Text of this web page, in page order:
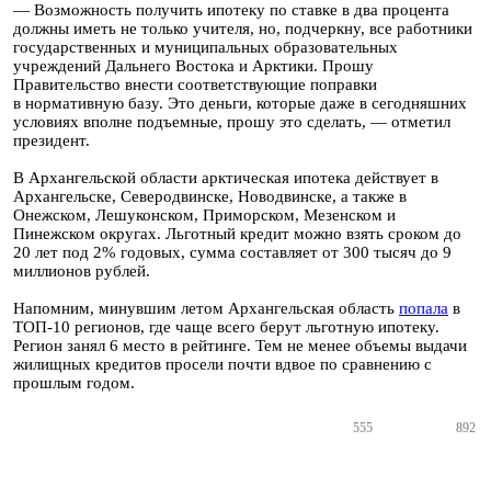
— Возможность получить ипотеку по ставке в два процента
должны иметь не только учителя, но, подчеркну, все работники
государственных и муниципальных образовательных
учреждений Дальнего Востока и Арктики. Прошу
Правительство внести соответствующие поправки
в нормативную базу. Это деньги, которые даже в сегодняшних
условиях вполне подъемные, прошу это сделать, — отметил
президент.
В Архангельской области арктическая ипотека действует в
Архангельске, Северодвинске, Новодвинске, а также в
Онежском, Лешуконском, Приморском, Мезенском и
Пинежском округах. Льготный кредит можно взять сроком до
20 лет под 2% годовых, сумма составляет от 300 тысяч до 9
миллионов рублей.
Напомним, минувшим летом Архангельская область попала в
ТОП-10 регионов, где чаще всего берут льготную ипотеку.
Регион занял 6 место в рейтинге. Тем не менее объемы выдачи
жилищных кредитов просели почти вдвое по сравнению с
прошлым годом.
555 892